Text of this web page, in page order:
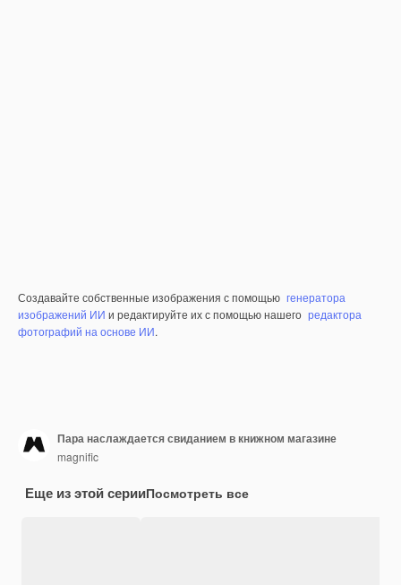
Создавайте собственные изображения с помощью генератора
изображений ИИ и редактируйте их с помощью нашего редактора
фотографий на основе ИИ.
Пара наслаждается свиданием в книжном магазине
magnific
Еще из этой серииПосмотреть все